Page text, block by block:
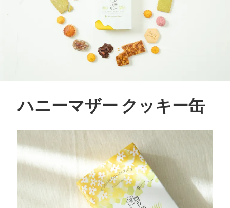
ハニーマザー クッキー缶